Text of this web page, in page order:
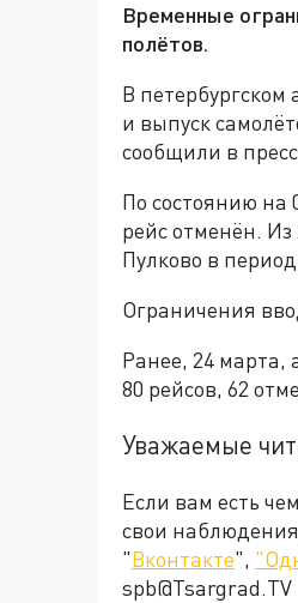
Временные
полётов.
В
и выпуск
сообщили в
По состоянию на
рейс отменён.
Пулково в
Ограничения
Ранее, 24 марта,
80 рейсов, 62
Уважаемые
Если вам есть
свои
"Вконтакте",
spb@Tsargrad.TV